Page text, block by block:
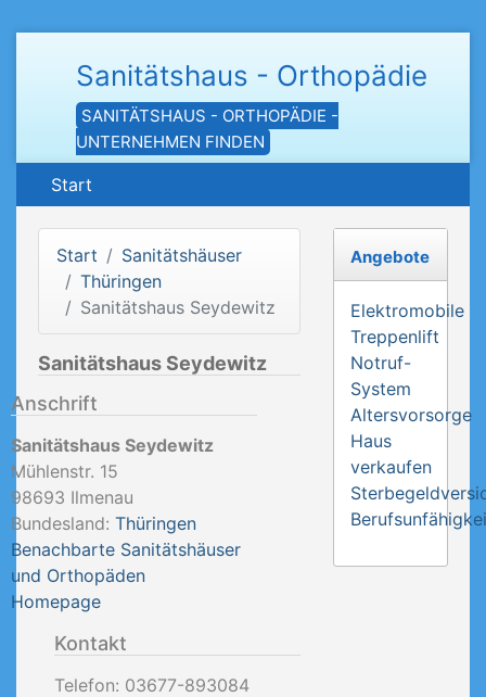
Sanitätshaus - Orthopädie
SANITÄTSHAUS - ORTHOPÄDIE -
UNTERNEHMEN FINDEN
Start
Start
Sanitätshäuser
Thüringen
Sanitätshaus Seydewitz
Sanitätshaus Seydewitz
Anschrift
Sanitätshaus Seydewitz
Mühlenstr. 15
98693 Ilmenau
Bundesland: Thüringen
Benachbarte Sanitätshäuser
und Orthopäden
Homepage
Kontakt
Telefon: 03677-893084
Angebote
Elektromobile
Treppenlift
Notruf-
System
Altersvorsorge
Haus
verkaufen